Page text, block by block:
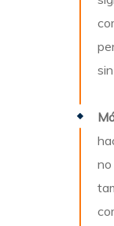
no